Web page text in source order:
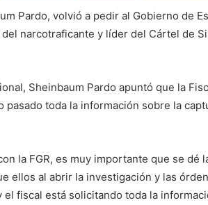
Pardo, volvió a pedir al Gobierno de
narcotraficante y líder del Cártel de
Sheinbaum Pardo apuntó que la
pasado toda la información sobre la
la FGR, es muy importante que se dé
ellos al abrir la investigación y las
fiscal está solicitando toda la